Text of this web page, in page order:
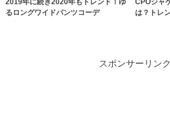
るロングワイドパンツコーデ
は？トレ
スポンサーリンク